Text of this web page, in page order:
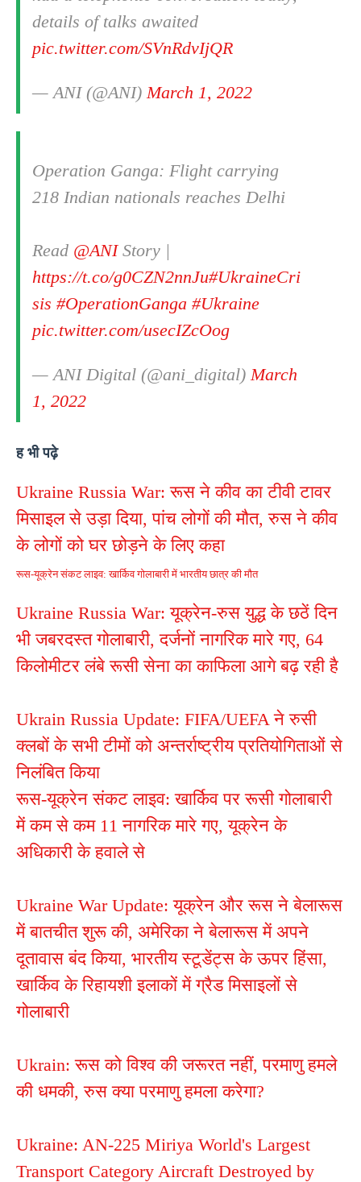
details of talks awaited
pic.twitter.com/SVnRdvIjQR
— ANI (@ANI)March 1, 2022
Operation Ganga: Flight carrying
218 Indian nationals reaches Delhi
Read @ANIStory |
https://t.co/g0CZN2nnJu#UkraineCri
sis #OperationGanga #Ukraine
pic.twitter.com/usecIZcOog
— ANI Digital (@ani_digital)March
1, 2022
ह भी पढ़े
Ukraine Russia War: रूस ने कीव का टीवी टावर
मिसाइल से उड़ा दिया, पांच लोगों की मौत, रुस ने कीव
के लोगों को घर छोड़ने के लिए कहा
रूस-यूक्रेन संकट लाइव: खार्किव गोलाबारी में भारतीय छात्र की मौत
Ukraine Russia War: यूक्रेन-रुस युद्ध के छठें दिन
भी जबरदस्त गोलाबारी, दर्जनों नागरिक मारे गए, 64
किलोमीटर लंबे रूसी सेना का काफिला आगे बढ़ रही है
Ukrain Russia Update: FIFA/UEFA ने रुसी
क्लबों के सभी टीमों को अन्तर्राष्ट्रीय प्रतियोगिताओं से
निलंबित किया
रूस-यूक्रेन संकट लाइव: खार्किव पर रूसी गोलाबारी
में कम से कम 11 नागरिक मारे गए, यूक्रेन के
अधिकारी के हवाले से
Ukraine War Update: यूक्रेन और रूस ने बेलारूस
में बातचीत शुरू की, अमेरिका ने बेलारूस में अपने
दूतावास बंद किया, भारतीय स्टूडेंट्स के ऊपर हिंसा,
खार्किव के रिहायशी इलाकों में ग्रैड मिसाइलों से
गोलाबारी
Ukrain: रूस को विश्व की जरूरत नहीं, परमाणु हमले
की धमकी, रुस क्या परमाणु हमला करेगा?
Ukraine: AN-225 Miriya World's Largest
Transport Category Aircraft Destroyed by